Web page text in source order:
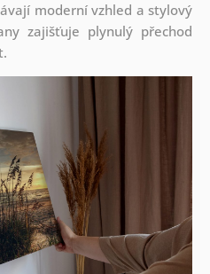
moderní vzhled a stylový
zajišťuje plynulý přechod